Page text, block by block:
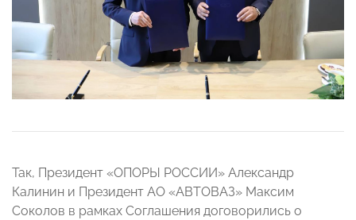
Так, Президент «ОПОРЫ РОССИИ» Александр
Калинин и Президент АО «АВТОВАЗ» Максим
Соколов в рамках Соглашения договорились о